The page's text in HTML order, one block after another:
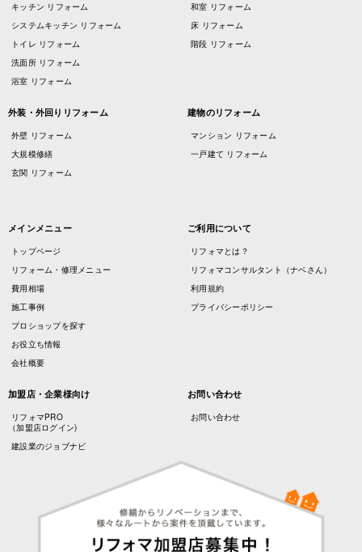
キッチン リフォーム
システムキッチン リフォーム
トイレ リフォーム
洗面所 リフォーム
浴室 リフォーム
和室 リフォーム
床 リフォーム
階段 リフォーム
外装・外回りリフォーム
外壁 リフォーム
大規模修繕
玄関 リフォーム
建物のリフォーム
マンション リフォーム
一戸建て リフォーム
メインメニュー
トップページ
リフォーム・修理メニュー
費用相場
施工事例
プロショップを探す
お役立ち情報
会社概要
ご利用について
リフォマとは？
リフォマコンサルタント（ナベさん）
利用規約
プライバシーポリシー
加盟店・企業様向け
リフォマPRO
（加盟店ログイン)
建設業のジョブナビ
お問い合わせ
お問い合わせ